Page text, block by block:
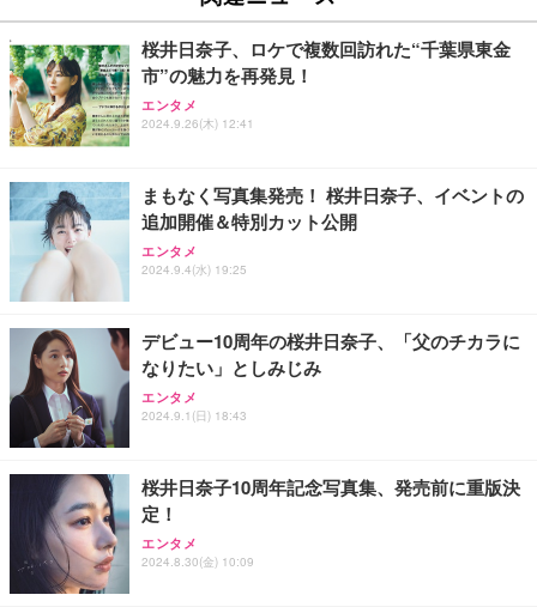
D残量表示 LEDライト付き ストラップ付き 持ち運び
携帯充電器 停電対策 アウトドア/旅行/出張/防災/緊
急用 iOS/Android各種他対応 機内持込可 (高級白い)
￥2,469
エレコム 充電器 Type-C USB-C 20W USB PD対応 1
ポート PSE認証品 GaN採用 折りたたみ式プラグ ホ
ワイト 【 iPhone16 15 等対応】 EC-AC6820WH
エレコム 充電器 40W 2ポート Type-C USB PD対応
PPS対応 GaN II採用 折りたたみ式プラグ ホワイト
EC-AC10640WH
エレコム 65W 充電器 Type-C コンセント 急速 PD対
応 スイング式プラグ採用 PSE技術基準適合 ブラッ
ク EC-AC12465BK
桜井日奈子、ロケで複数回訪れた“千葉県東金
市”の魅力を再発見！
エンタメ
2024.9.26(木) 12:41
まもなく写真集発売！ 桜井日奈子、イベントの
追加開催＆特別カット公開
エンタメ
2024.9.4(水) 19:25
デビュー10周年の桜井日奈子、「父のチカラに
なりたい」としみじみ
エンタメ
2024.9.1(日) 18:43
桜井日奈子10周年記念写真集、発売前に重版決
定！
エンタメ
2024.8.30(金) 10:09